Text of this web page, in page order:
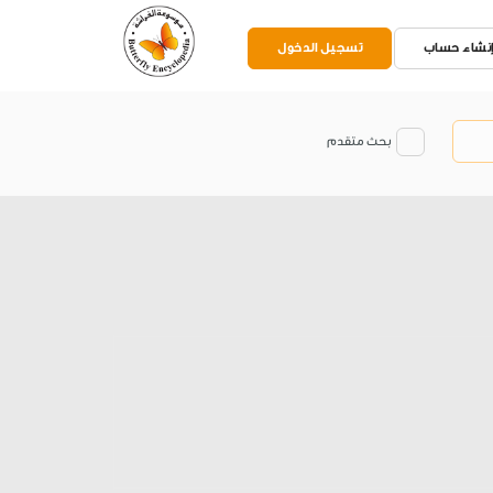
إنشاء حساب تسجيل الدخول
بحث متقدم